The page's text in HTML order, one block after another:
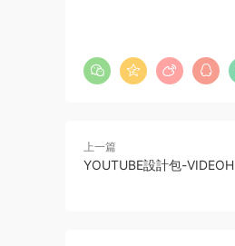
上一篇
YOUTUBE設計包-